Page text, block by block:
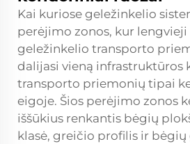
Kai kuriose geležinkelio
perėjimo zonos, kur lengvieji
geležinkelio transporto
dalijasi vieną infrastruktūros
transporto priemonių tipai
eigoje. Šios perėjimo zonos
iššūkius renkantis bėgių
klasė, greičio profilis ir